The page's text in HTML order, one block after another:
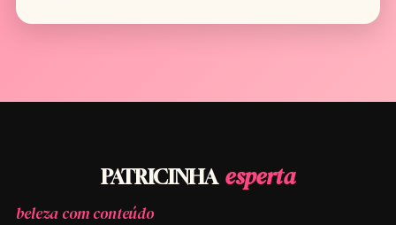
PATRICINHA esperta
beleza com conteúdo